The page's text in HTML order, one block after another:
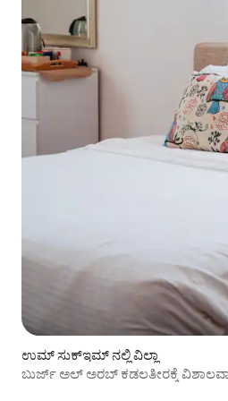
ಉಮ್ ಸುಕ್ಇಮ್ ನಲ್ಲಿ ವಿಲ್ಲಾ
ಬುರ್ಜ್ ಅಲ್ ಅರಬ್ ಕಡಲತೀರಕ್ಕೆ